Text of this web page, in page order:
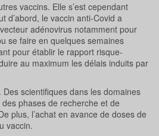
vaccins. Elle s’est cependant
d’abord, le vaccin anti-Covid a
adénovirus notamment pour
se faire en quelques semaines
pour établir le rapport risque-
au maximum les délais induits par
scientifiques dans les domaines
phases de recherche et de
plus, l’achat en avance de doses de
vaccin.